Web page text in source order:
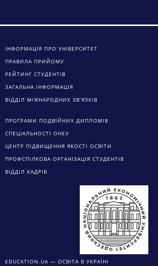
ІНФОРМАЦІЯ ПРО УНІВЕРСИТЕТ
ПРАВИЛА ПРИЙОМУ
РЕЙТИНГ СТУДЕНТІВ
ЗАГАЛЬНА ІНФОРМАЦІЯ
ВІДДІЛ МІЖНАРОДНИХ ЗВ’ЯЗКІВ
ПРОГРАМИ ПОДВІЙНИХ ДИПЛОМІВ
СПЕЦІАЛЬНОСТІ ОНЕУ
ЦЕНТР ПІДВИЩЕННЯ ЯКОСТІ ОСВІТИ
ПРОФСПІЛКОВА ОРГАНІЗАЦІЯ СТУДЕНТІВ
ВІДДІЛ КАДРІВ
EDUCATION.UA — ОСВІТА В УКРАЇНІ